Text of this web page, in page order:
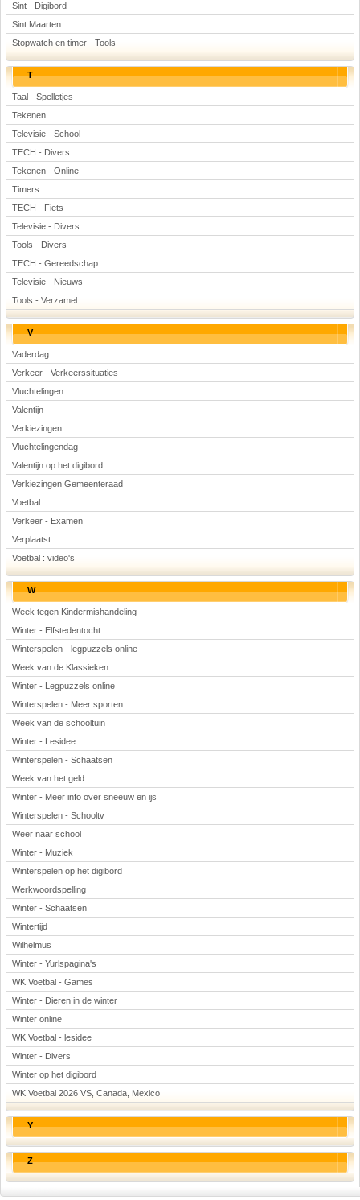
Sint - Digibord
Sint Maarten
Stopwatch en timer - Tools
T
Taal - Spelletjes
Tekenen
Televisie - School
TECH - Divers
Tekenen - Online
Timers
TECH - Fiets
Televisie - Divers
Tools - Divers
TECH - Gereedschap
Televisie - Nieuws
Tools - Verzamel
V
Vaderdag
Verkeer - Verkeerssituaties
Vluchtelingen
Valentijn
Verkiezingen
Vluchtelingendag
Valentijn op het digibord
Verkiezingen Gemeenteraad
Voetbal
Verkeer - Examen
Verplaatst
Voetbal : video's
W
Week tegen Kindermishandeling
Winter - Elfstedentocht
Winterspelen - legpuzzels online
Week van de Klassieken
Winter - Legpuzzels online
Winterspelen - Meer sporten
Week van de schooltuin
Winter - Lesidee
Winterspelen - Schaatsen
Week van het geld
Winter - Meer info over sneeuw en ijs
Winterspelen - Schooltv
Weer naar school
Winter - Muziek
Winterspelen op het digibord
Werkwoordspelling
Winter - Schaatsen
Wintertijd
Wilhelmus
Winter - Yurlspagina's
WK Voetbal - Games
Winter - Dieren in de winter
Winter online
WK Voetbal - lesidee
Winter - Divers
Winter op het digibord
WK Voetbal 2026 VS, Canada, Mexico
Y
Z